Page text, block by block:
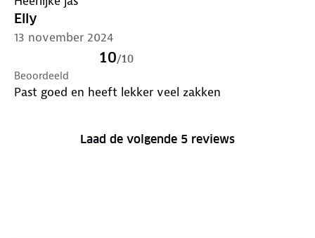
Elly
13 november 2024
10/10
Beoordeeld
Past goed en heeft lekker veel zakken
Laad de volgende 5 reviews